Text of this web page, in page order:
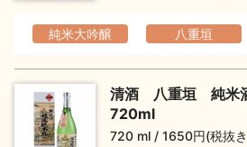
純米大吟醸 八重垣
清酒 八重垣 純米
720ml
720 ml
1650円(税抜